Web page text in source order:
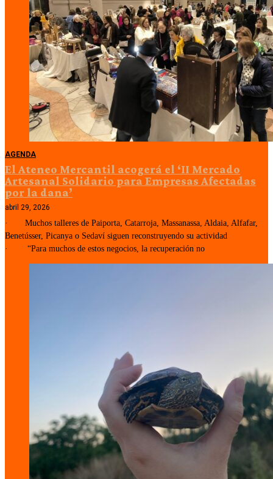
AGENDA
El Ateneo Mercantil acogerá el ‘II Mercado
Artesanal Solidario para Empresas Afectadas
por la dana’
abril 29, 2026
· Muchos talleres de Paiporta, Catarroja, Massanassa, Aldaia, Alfafar,
Benetússer, Picanya o Sedaví siguen reconstruyendo su actividad
· “Para muchos de estos negocios, la recuperación no